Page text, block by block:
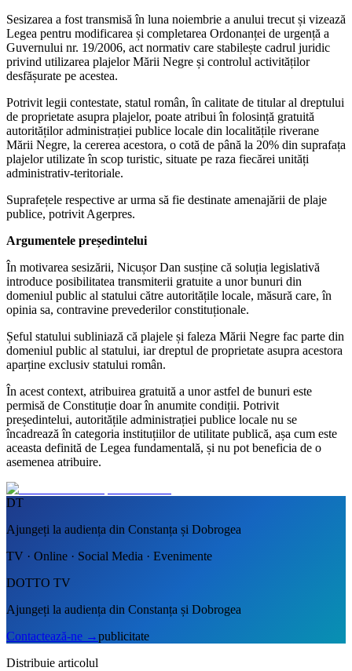
Sesizarea a fost transmisă în luna noiembrie a anului trecut și vizează
Legea pentru modificarea și completarea Ordonanței de urgență a
Guvernului nr. 19/2006, act normativ care stabilește cadrul juridic
privind utilizarea plajelor Mării Negre și controlul activităților
desfășurate pe acestea.
Potrivit legii contestate, statul român, în calitate de titular al dreptului
de proprietate asupra plajelor, poate atribui în folosință gratuită
autorităților administrației publice locale din localitățile riverane
Mării Negre, la cererea acestora, o cotă de până la 20% din suprafața
plajelor utilizate în scop turistic, situate pe raza fiecărei unități
administrativ-teritoriale.
Suprafețele respective ar urma să fie destinate amenajării de plaje
publice, potrivit Agerpres.
Argumentele președintelui
În motivarea sesizării, Nicușor Dan susține că soluția legislativă
introduce posibilitatea transmiterii gratuite a unor bunuri din
domeniul public al statului către autoritățile locale, măsură care, în
opinia sa, contravine prevederilor constituționale.
Șeful statului subliniază că plajele și faleza Mării Negre fac parte din
domeniul public al statului, iar dreptul de proprietate asupra acestora
aparține exclusiv statului român.
În acest context, atribuirea gratuită a unor astfel de bunuri este
permisă de Constituție doar în anumite condiții. Potrivit
președintelui, autoritățile administrației publice locale nu se
încadrează în categoria instituțiilor de utilitate publică, așa cum este
aceasta definită de Legea fundamentală, și nu pot beneficia de o
asemenea atribuire.
DT
Ajungeți la audiența din Constanța și Dobrogea
TV · Online · Social Media · Evenimente
DOTTO TV
Ajungeți la audiența din Constanța și Dobrogea
Contactează-ne →publicitate
Distribuie articolul